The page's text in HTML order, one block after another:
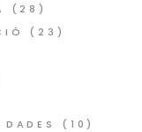
(28)
(23)
(10)